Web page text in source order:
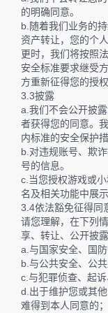
的明确同意。
b.随着我们业务的
资产转让，您的个
更时，我们将按照
安全标准要求继受
方重新征得您的授权
3.3披露
a.我们不会公开披
者获得您的同意。
内标准的安全保护
b.对违规账号、欺
号的信息。
c.当您授权游戏或
名及相关功能中展示
3.4依法豁免征得同
请您理解，在下列
享、转让、公开披
a.与国家安全、国防
b.与公共安全、公
c.与犯罪侦查、起
d.出于维护您或其
难得到本人同意的；